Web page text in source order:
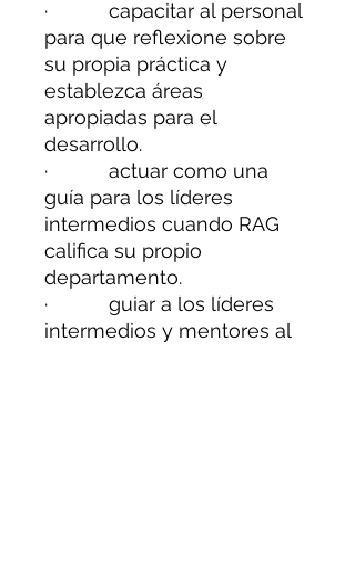
· capacitar al personal
para que reflexione sobre
su propia práctica y
establezca áreas
apropiadas para el
desarrollo.
· actuar como una
guía para los líderes
intermedios cuando RAG
califica su propio
departamento.
· guiar a los líderes
intermedios y mentores al